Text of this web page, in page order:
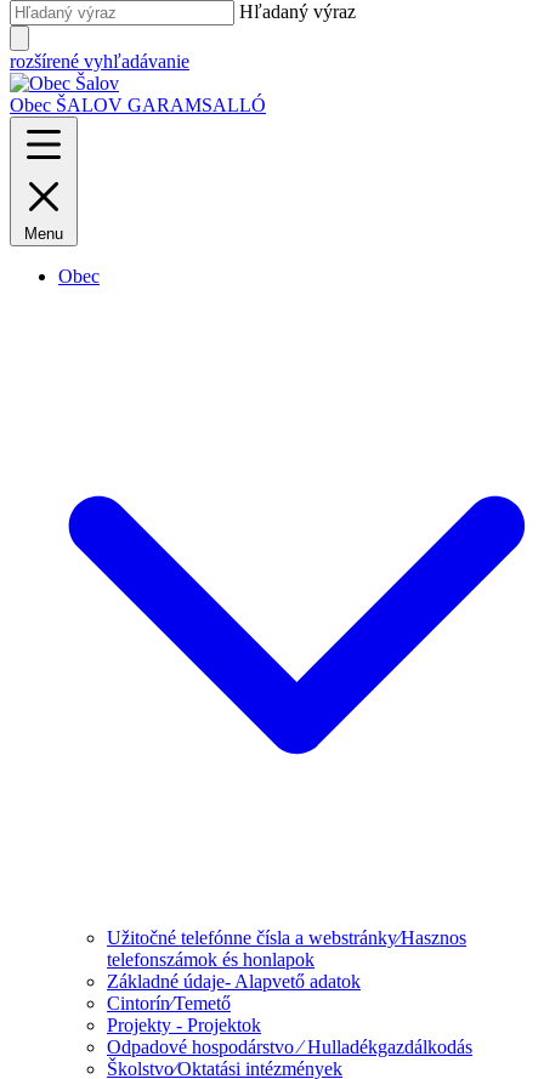
Hľadaný výraz
rozšírené vyhľadávanie
Obec ŠALOV GARAMSALLÓ
Menu
Obec
Užitočné telefónne čísla a webstránky⁄Hasznos
telefonszámok és honlapok
Základné údaje- Alapvető adatok
Cintorín⁄Temető
Projekty - Projektok
Odpadové hospodárstvo ⁄ Hulladékgazdálkodás
Školstvo⁄Oktatási intézmények